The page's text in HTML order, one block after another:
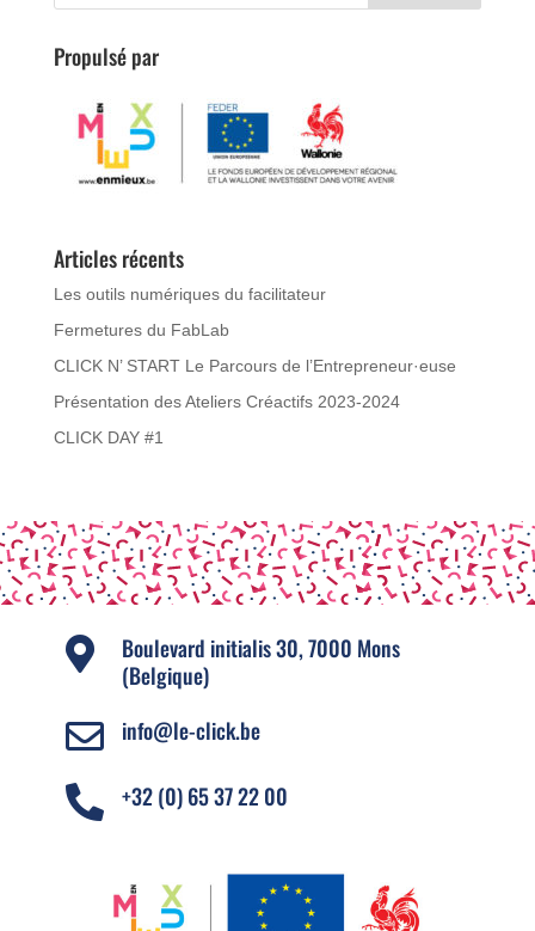
Propulsé par
Articles récents
Les outils numériques du facilitateur
Fermetures du FabLab
CLICK N’ START Le Parcours de l’Entrepreneur·euse
Présentation des Ateliers Créactifs 2023-2024
CLICK DAY #1

Boulevard initialis 30, 7000 Mons
(Belgique)
 info@le-click.be
 +32 (0) 65 37 22 00